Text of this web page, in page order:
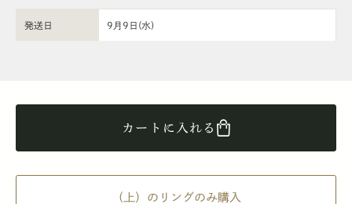
発送日 9月9日(水)
カートに入れる
（上）のリングのみ購入